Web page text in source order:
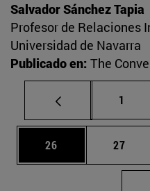
Salvador Sánchez Tapia
Profesor de Relaciones
Universidad de Navarra
Publicado en: The
Página
1
Página
26 Página
27